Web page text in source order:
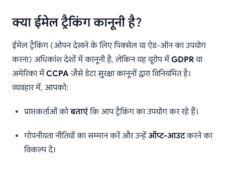
क्या ईमेल ट्रैकिंग कानूनी है?
ईमेल ट्रैकिंग (ओपन देखने के लिए पिक्सेल या ऐड-ऑन का उपयोग
करना) अधिकांश देशों में कानूनी है, लेकिन यह यूरोप में GDPRया
अमेरिका में CCPAजैसे डेटा सुरक्षा कानूनों द्वारा विनियमित है।
व्यवहार में, आपको:
प्राप्तकर्ताओं कोबताएंकि आप ट्रैकिंग का उपयोग कर रहे हैं।
गोपनीयता नीतियों का सम्मान करें और उन्हें ऑप्ट-आउटकरने का
विकल्प दें।